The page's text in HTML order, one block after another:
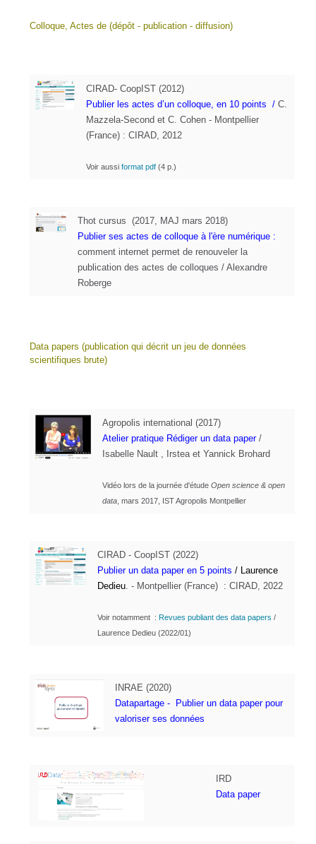
Colloque, Actes de (dépôt - publication - diffusion)
CIRAD- CoopIST (2012)
Publier les actes d’un colloque, en 10 points / C.
Mazzela-Second et C. Cohen - Montpellier
(France) : CIRAD, 2012
Voir aussi format pdf (4 p.)
Thot cursus (2017, MAJ mars 2018)
Publier ses actes de colloque à l'ère numérique :
comment internet permet de renouveler la
publication des actes de colloques / Alexandre
Roberge
Data papers (publication qui décrit un jeu de données
scientifiques brute)
Agropolis international (2017)
Atelier pratique Rédiger un data paper /
Isabelle Nault , Irstea et Yannick Brohard
Vidéo lors de la journée d'étude Open science & open
data , mars 2017, IST Agropolis Montpellier
CIRAD - CoopIST (2022)
Publier un data paper en 5 points / Laurence
Dedieu. - Montpellier (France) : CIRAD, 2022
Voir notamment : Revues publiant des data papers /
Laurence Dedieu (2022/01)
NRAE (2020)
Datapartage -
Publier un data paper pour
valoriser ses données
IRD
Data paper